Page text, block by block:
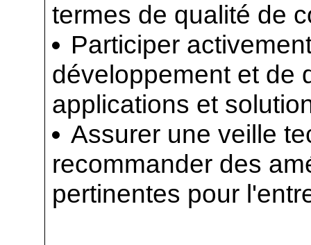
termes de qualité de
Participer
développement et de
applications et
Assurer une veille
recommander des
pertinentes pour